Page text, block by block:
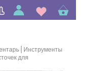
Инструменты
для